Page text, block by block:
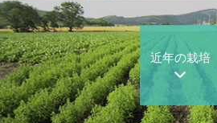
近年の栽培